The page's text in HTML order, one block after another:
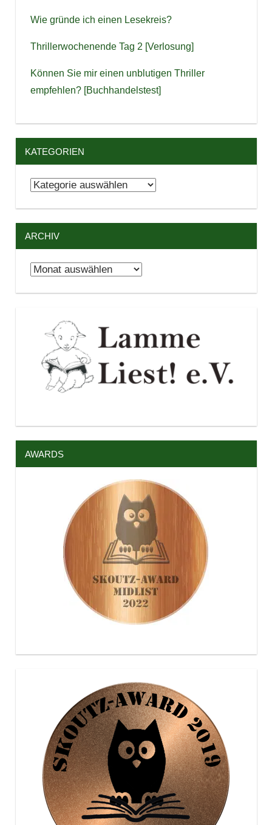
Wie gründe ich einen Lesekreis?
Thrillerwochenende Tag 2 [Verlosung]
Können Sie mir einen unblutigen Thriller
empfehlen? [Buchhandelstest]
KATEGORIEN
Kategorien
ARCHIV
Archiv
AWARDS